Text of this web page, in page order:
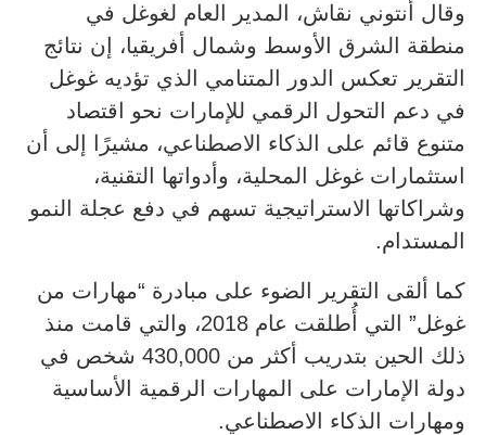
وقال أنتوني نقاش، المدير العام لغوغل في
منطقة الشرق الأوسط وشمال أفريقيا، إن نتائج
التقرير تعكس الدور المتنامي الذي تؤديه غوغل
في دعم التحول الرقمي للإمارات نحو اقتصاد
متنوع قائم على الذكاء الاصطناعي، مشيرًا إلى أن
استثمارات غوغل المحلية، وأدواتها التقنية،
وشراكاتها الاستراتيجية تسهم في دفع عجلة النمو
المستدام.
كما ألقى التقرير الضوء على مبادرة “مهارات من
غوغل” التي أُطلقت عام 2018، والتي قامت منذ
ذلك الحين بتدريب أكثر من 430,000 شخص في
دولة الإمارات على المهارات الرقمية الأساسية
ومهارات الذكاء الاصطناعي.